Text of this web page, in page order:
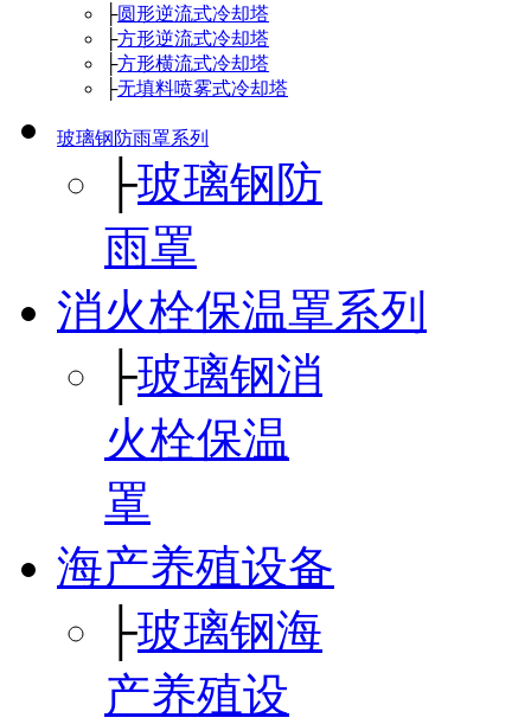
├圆形逆流式冷却塔
├方形逆流式冷却塔
├方形横流式冷却塔
├无填料喷雾式冷却塔
玻璃钢防雨罩系列
├玻璃钢防
雨罩
消火栓保温罩系列
├玻璃钢消
火栓保温
罩
海产养殖设备
├玻璃钢海
产养殖设